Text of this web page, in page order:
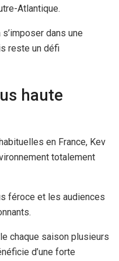
Atlantique.
dans une
reste un défi
haute
en France, Kev
totalement
féroce et les audiences
chaque saison plusieurs
d’une forte